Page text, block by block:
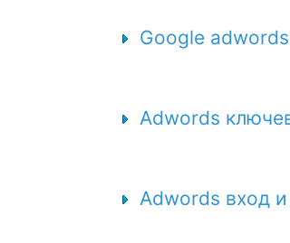
Google
Adwords
Adwords вход